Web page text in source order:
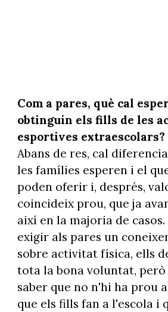
Com a pares, què cal
obtinguin els fills de les
esportives extraescolars?
Abans de res, cal
les famílies esperen i el
poden oferir i, després,
coincideix prou, que ja
així en la majoria de
exigir als pares un
sobre activitat física, ells
tota la bona voluntat, però
saber que no n'hi ha prou
que els fills fan a l'escola i